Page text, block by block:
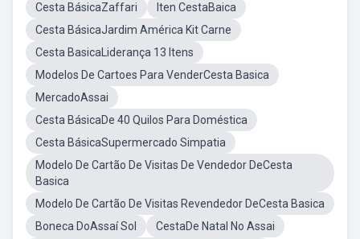
Cesta BásicaZaffari
Iten CestaBaica
Cesta BásicaJardim América Kit Carne
Cesta BasicaLiderança 13 Itens
Modelos De Cartoes Para VenderCesta Basica
MercadoAssai
Cesta BásicaDe 40 Quilos Para Doméstica
Cesta BásicaSupermercado Simpatia
Modelo De Cartão De Visitas De Vendedor DeCesta
Basica
Modelo De Cartão De Visitas Revendedor DeCesta Basica
Boneca DoAssaí Sol
CestaDe Natal No Assai